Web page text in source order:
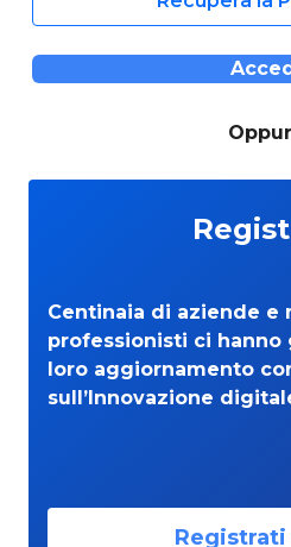
Centinaia di aziende e
professionisti ci hanno
loro aggiornamento
sull’Innovazione